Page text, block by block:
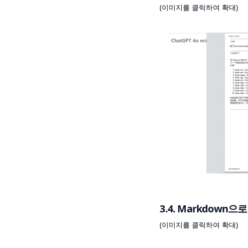
(이미지를 클릭하여 확대)
3.4. Markdown으
(이미지를 클릭하여 확대)